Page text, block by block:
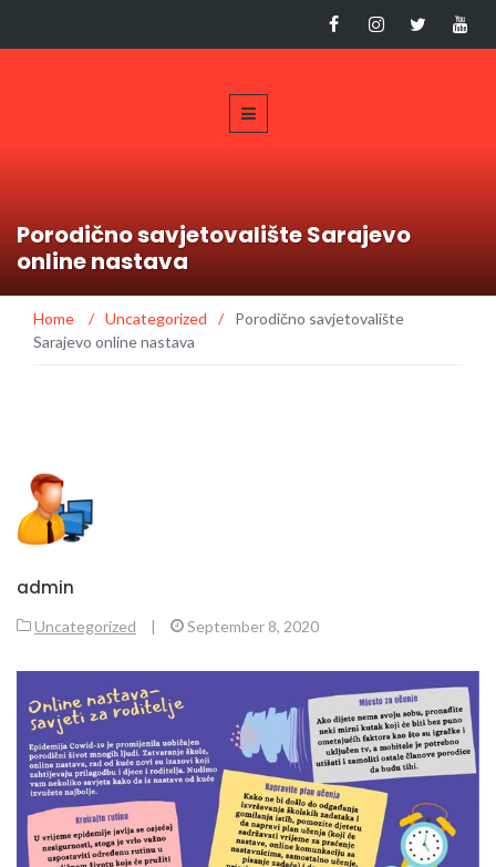
Porodično savjetovalište Sarajevo
online nastava
Home / Uncategorized /
Porodično savjetovalište
Sarajevo online nastava
admin
Uncategorized | September 8, 2020